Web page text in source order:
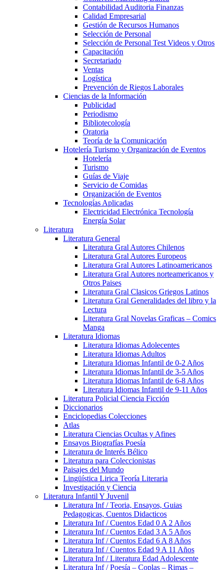
Contabilidad Auditoria Finanzas
Calidad Empresarial
Gestión de Recursos Humanos
Selección de Personal
Selección de Personal Test Videos y Otros
Capacitación
Secretariado
Ventas
Logística
Prevención de Riegos Laborales
Ciencias de la Información
Publicidad
Periodismo
Bibliotecología
Oratoria
Teoría de la Comunicación
Hotelería Turismo y Organización de Eventos
Hotelería
Turismo
Guías de Viaje
Servicio de Comidas
Organización de Eventos
Tecnologías Aplicadas
Electricidad Electrónica Tecnología
Energía Solar
Literatura
Literatura General
Literatura Gral Autores Chilenos
Literatura Gral Autores Europeos
Literatura Gral Autores Latinoamericanos
Literatura Gral Autores norteamericanos y
Otros Paises
Literatura Gral Clasicos Griegos Latinos
Literatura Gral Generalidades del libro y la
Lectura
Literatura Gral Novelas Graficas – Comics
Manga
Literatura Idiomas
Literatura Idiomas Adolecentes
Literatura Idiomas Adultos
Literatura Idiomas Infantil de 0-2 Años
Literatura Idiomas Infantil de 3-5 Años
Literatura Idiomas Infantil de 6-8 Años
Literatura Idiomas Infantil de 9-11 Años
Literatura Policial Ciencia Ficción
Diccionarios
Enciclopedias Colecciones
Atlas
Literatura Ciencias Ocultas y Afines
Ensayos Biografías Poesía
Literatura de Interés Bélico
Literatura para Coleccionistas
Paisajes del Mundo
Lingüística Lirica Teoría Literaria
Investigación y Ciencia
Literatura Infantil Y Juvenil
Literatura Inf / Teoria, Ensayos, Guias
Pedagogicas, Cuentos Didacticos
Literatura Inf / Cuentos Edad 0 A 2 Años
Literatura Inf / Cuentos Edad 3 A 5 Años
Literatura Inf / Cuentos Edad 6 A 8 Años
Literatura Inf / Cuentos Edad 9 A 11 Años
Literatura Inf / Literatura Edad Adolescente
Literatura Inf / Poesía – Coplas – Rimas –